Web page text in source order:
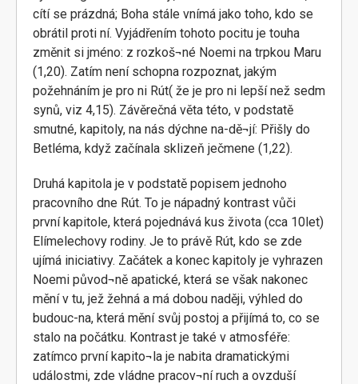
cítí se prázdná; Boha stále vnímá jako toho, kdo se
obrátil proti ní. Vyjádřením tohoto pocitu je touha
změnit si jméno: z rozkoš¬né Noemi na trpkou Maru
(1,20). Zatím není schopna rozpoznat, jakým
požehnáním je pro ni Rút( že je pro ni lepší než sedm
synů, viz 4,15). Závěrečná věta této, v podstatě
smutné, kapitoly, na nás dýchne na-dě¬jí: Přišly do
Betléma, když začínala sklizeň ječmene (1,22).
Druhá kapitola je v podstatě popisem jednoho
pracovního dne Rút. To je nápadný kontrast vůči
první kapitole, která pojednává kus života (cca 10let)
Elímelechovy rodiny. Je to právě Rút, kdo se zde
ujímá iniciativy. Začátek a konec kapitoly je vyhrazen
Noemi původ¬ně apatické, která se však nakonec
mění v tu, jež žehná a má dobou naději, výhled do
budouc-na, která mění svůj postoj a přijímá to, co se
stalo na počátku. Kontrast je také v atmosféře:
zatímco první kapito¬la je nabita dramatickými
událostmi, zde vládne pracov¬ní ruch a ovzduší